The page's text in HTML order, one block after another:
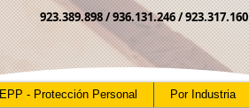
923.389.898 /936.131.246 / 923.317.160
EPP - Protección Personal Por Industria